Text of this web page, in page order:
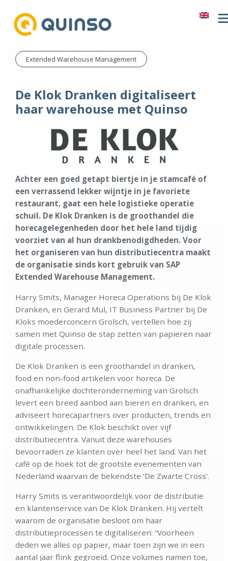
Extended Warehouse Management
De Klok Dranken digitaliseert
haar warehouse met Quinso
Achter een goed getapt biertje in je stamcafé of
een verrassend lekker wijntje in je favoriete
restaurant, gaat een hele logistieke operatie
schuil. De Klok Dranken is de groothandel die
horecagelegenheden door het hele land tijdig
voorziet van al hun drankbenodigdheden. Voor
het organiseren van hun distributiecentra maakt
de organisatie sinds kort gebruik van SAP
Extended Warehouse Management.
Harry Smits, Manager Horeca Operations bij De Klok
Dranken, en Gerard Mul, IT Business Partner bij De
Kloks moederconcern Grolsch, vertellen hoe zij
samen met Quinso de stap zetten van papieren naar
digitale processen.
De Klok Dranken is een groothandel in dranken,
food en non-food artikelen voor horeca. De
onafhankelijke dochteronderneming van Grolsch
levert een breed aanbod aan bieren en dranken, en
adviseert horecapartners over producten, trends en
ontwikkelingen. De Klok beschikt over vijf
distributiecentra. Vanuit deze warehouses
bevoorraden ze klanten over heel het land. Van het
café op de hoek tot de grootste evenementen van
Nederland waarvan de bekendste ‘De Zwarte Cross’.
Harry Smits is verantwoordelijk voor de distributie
en klantenservice van De Klok Dranken. Hij vertelt
waarom de organisatie besloot om haar
distributieprocessen te digitaliseren: “Voorheen
deden we alles op papier, maar toen zijn we in een
aantal jaar flink gegroeid. Onze volumes namen toe,